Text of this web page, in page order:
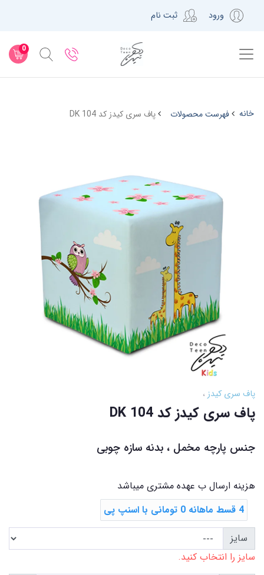
ورود ثبت نام
0
خانه فهرست محصولات پاف سری کیدز کد DK 104
پاف سری کیدز
پاف سری کیدز کد DK 104
جنس پارچه مخمل ، بدنه سازه چوبی
هزینه ارسال ب عهده مشتری میباشد
4 قسط ماهانه 0 تومانی با اسنپ ‌پی
سایز
سایز را انتخاب کنید.